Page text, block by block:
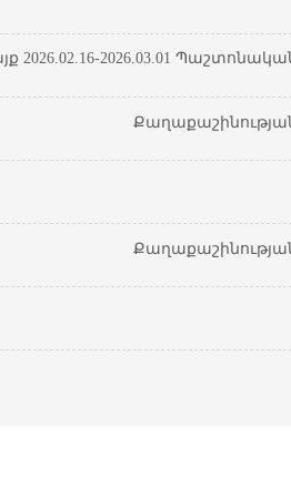
2026.02.16-2026.03.01